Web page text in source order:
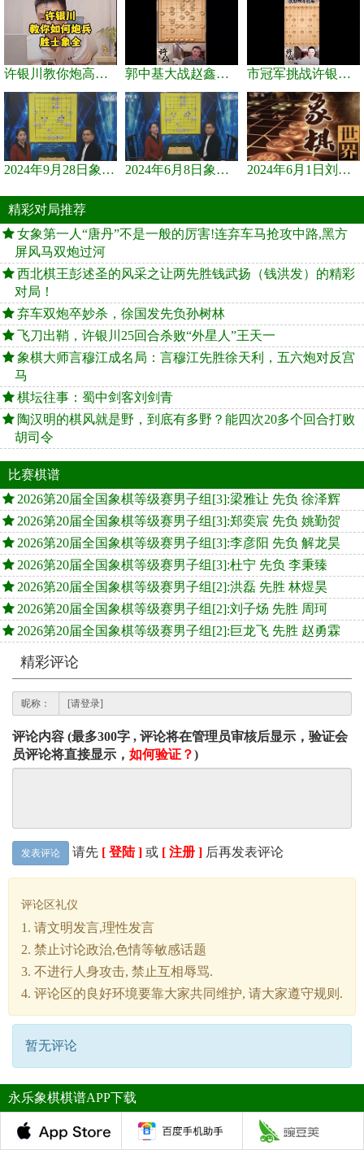
许银川教你炮高兵士象全如何赢士象全，简单四步即可 郭中基大战赵鑫鑫，许银川激情讲解 市冠军挑战许银川，急进中兵变化真激烈！
2024年9月28日象棋世界栏目，刘君、蒋川讲解了第九届杨官璘杯象棋... 2024年6月8日象棋世界，刘君、蒋川讲解了第九届杨官璘杯全国象棋... 2024年6月1日刘君、蒋川讲解第三届上海杯象棋大师赛谢靖与李少庚...
精彩对局推荐
女象第一人“唐丹”不是一般的厉害!连弃车马抢攻中路,黑方
屏风马双炮过河
西北棋王彭述圣的风采之让两先胜钱武扬（钱洪发）的精彩
对局！
弃车双炮卒妙杀，徐国发先负孙树林
飞刀出鞘，许银川25回合杀败“外星人”王天一
象棋大师言穆江成名局：言穆江先胜徐天利，五六炮对反宫
马
棋坛往事：蜀中剑客刘剑青
陶汉明的棋风就是野，到底有多野？能四次20多个回合打败
胡司令
比赛棋谱
2026第20届全国象棋等级赛男子组[3]:梁雅让 先负 徐泽辉
2026第20届全国象棋等级赛男子组[3]:郑奕宸 先负 姚勤贺
2026第20届全国象棋等级赛男子组[3]:李彦阳 先负 解龙昊
2026第20届全国象棋等级赛男子组[3]:杜宁 先负 李秉臻
2026第20届全国象棋等级赛男子组[2]:洪磊 先胜 林煜昊
2026第20届全国象棋等级赛男子组[2]:刘子炀 先胜 周珂
2026第20届全国象棋等级赛男子组[2]:巨龙飞 先胜 赵勇霖
精彩评论
昵称：
评论内容 (最多300字 , 评论将在管理员审核后显示，验证会
员评论将直接显示， 如何验证？)
发表评论 请先 [ 登陆 ] 或 [ 注册 ] 后再发表评论
评论区礼仪
1. 请文明发言,理性发言
2. 禁止讨论政治,色情等敏感话题
3. 不进行人身攻击, 禁止互相辱骂.
4. 评论区的良好环境要靠大家共同维护, 请大家遵守规则.
暂无评论
永乐象棋棋谱APP下载